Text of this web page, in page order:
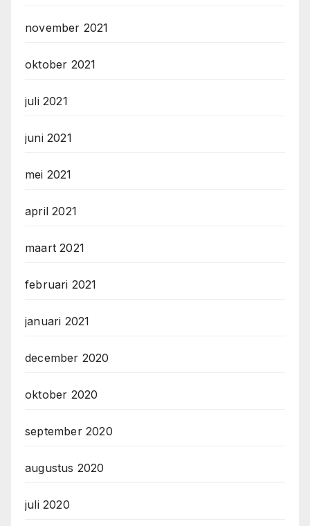
november 2021
oktober 2021
juli 2021
juni 2021
mei 2021
april 2021
maart 2021
februari 2021
januari 2021
december 2020
oktober 2020
september 2020
augustus 2020
juli 2020